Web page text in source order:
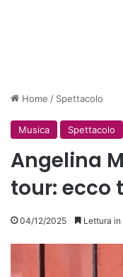
Home / Spettacolo
Musica Spettacolo
Angelina
tour: ecco
04/12/2025 Lettura in